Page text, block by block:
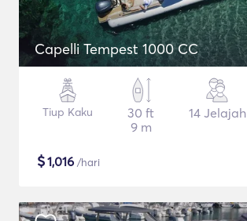
Capelli Tempest 1000 CC
Tiup Kaku
30 ft
9 m
14 Jelajah
$1,016 /hari